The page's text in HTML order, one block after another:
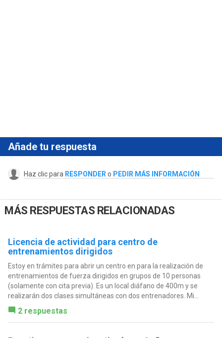
Añade tu respuesta
Haz clic para RESPONDER o PEDIR MÁS INFORMACIÓN
MÁS RESPUESTAS RELACIONADAS
Licencia de actividad para centro de
entrenamientos dirigidos
Estoy en trámites para abrir un centro en para la realización de
entrenamientos de fuerza dirigidos en grupos de 10 personas
(solamente con cita previa). Es un local diáfano de 400m y se
realizarán dos clases simultáneas con dos entrenadores. Mi...
2 respuestas